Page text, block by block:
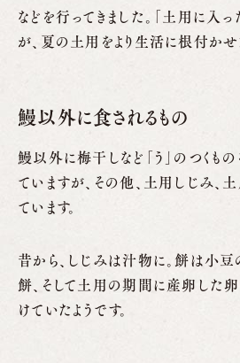
などを行ってきました。「土用に入
が、夏の土用をより生活に根付かせ
鰻以外に食されるもの
鰻以外に梅干しなど「う」のつくも
ていますが、その他、土用しじみ、
ています。
昔から、しじみは汁物に。餅は小
餅、そして土用の期間に産卵した
けていたようです。